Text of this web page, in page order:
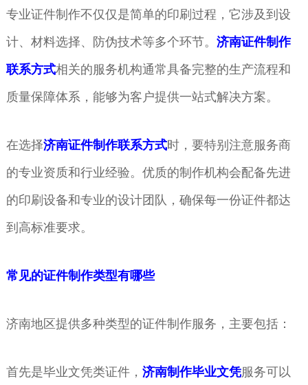
专业证件制作不仅仅是简单的印刷过程，它涉及到设
计、材料选择、防伪技术等多个环节。 济南证件制作
联系方式相关的服务机构通常具备完整的生产流程和
质量保障体系，能够为客户提供一站式解决方案。
在选择济南证件制作联系方式时，要特别注意服务商
的专业资质和行业经验。优质的制作机构会配备先进
的印刷设备和专业的设计团队，确保每一份证件都达
到高标准要求。
常见的证件制作类型有哪些
济南地区提供多种类型的证件制作服务，主要包括：
首先是毕业文凭类证件， 济南制作毕业文凭服务可以